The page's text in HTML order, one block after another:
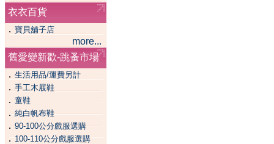
衣衣百貨
． 寶貝舖子店
more...
舊愛變新歡-跳蚤市場
． 生活用品/運費另計
． 手工木屐鞋
． 童鞋
．純白帆布鞋
．90-100公分戲服選購
．100-110公分戲服選購